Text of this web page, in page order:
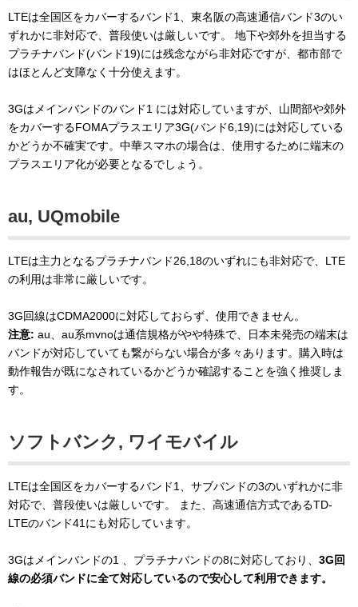
LTEは全国区をカバーするバンド1、東名阪の高速通信バンド3のい
ずれかに非対応で、普段使いは厳しいです。 地下や郊外を担当する
プラチナバンド(バンド19)には残念ながら非対応ですが、都市部で
はほとんど支障なく十分使えます。
3Gはメインバンドのバンド1 には対応していますが、山間部や郊外
をカバーするFOMAプラスエリア3G(バンド6,19)には対応している
かどうか不確実です。中華スマホの場合は、使用するために端末の
プラスエリア化が必要となるでしょう。
au, UQmobile
LTEは主力となるプラチナバンド26,18のいずれにも非対応で、LTE
の利用は非常に厳しいです。
3G回線はCDMA2000に対応しておらず、使用できません。
注意: au、au系mvnoは通信規格がやや特殊で、日本未発売の端末は
バンドが対応していても繋がらない場合が多々あります。購入時は
動作報告が既になされているかどうか確認することを強く推奨しま
す。
ソフトバンク, ワイモバイル
LTEは全国区をカバーするバンド1、サブバンドの3のいずれかに非
対応で、普段使いは厳しいです。 また、高速通信方式であるTD-
LTEのバンド41にも対応しています。
3Gはメインバンドの1 、プラチナバンドの8に対応しており、 3G回
線の必須バンドに全て対応しているので安心して利用できます。